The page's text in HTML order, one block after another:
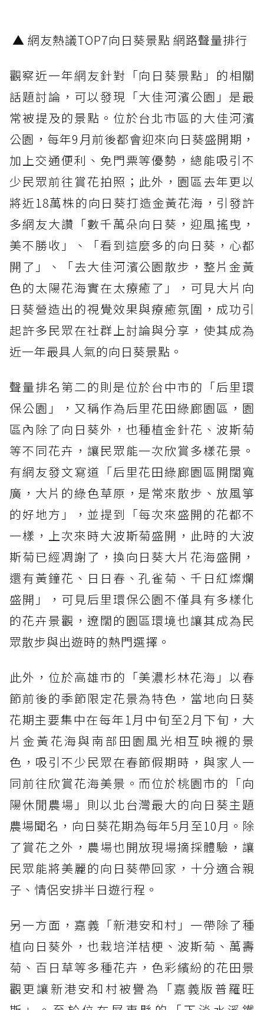
▲ 網友熱議TOP7向日葵景點 網路聲量排行
觀察近一年網友針對「向日葵景點」的相關
話題討論，可以發現「大佳河濱公園」是最
常被提及的景點。位於台北市區的大佳河濱
公園，每年9月前後都會迎來向日葵盛開期，
加上交通便利、免門票等優勢，總能吸引不
少民眾前往賞花拍照；此外，園區去年更以
將近18萬株的向日葵打造金黃花海，引發許
多網友大讚「數千萬朵向日葵，迎風搖曳，
美不勝收」、「看到這麼多的向日葵，心都
開了」、「去大佳河濱公園散步，整片金黃
色的太陽花海實在太療癒了」，可見大片向
日葵營造出的視覺效果與療癒氛圍，成功引
起許多民眾在社群上討論與分享，使其成為
近一年最具人氣的向日葵景點。
聲量排名第二的則是位於台中市的「后里環
保公園」，又稱作為后里花田綠廊園區，園
區內除了向日葵外，也種植金針花、波斯菊
等不同花卉，讓民眾能一次欣賞多樣花景。
有網友發文寫道「后里花田綠廊園區開闊寬
廣，大片的綠色草原，是常來散步、放風箏
的好地方」，並提到「每次來盛開的花都不
一樣，上次來時大波斯菊盛開，此時的大波
斯菊已經凋謝了，換向日葵大片花海盛開，
還有黃鐘花、日日春、孔雀菊、千日紅燦爛
盛開」，可見后里環保公園不僅具有多樣化
的花卉景觀，遼闊的園區環境也讓其成為民
眾散步與出遊時的熱門選擇。
此外，位於高雄市的「美濃杉林花海」以春
節前後的季節限定花景為特色，當地向日葵
花期主要集中在每年1月中旬至2月下旬，大
片金黃花海與南部田園風光相互映襯的景
色，吸引不少民眾在春節假期時，與家人一
同前往欣賞花海美景。而位於桃園市的「向
陽休閒農場」則以北台灣最大的向日葵主題
農場聞名，向日葵花期為每年5月至10月。除
了賞花之外，農場也開放現場摘採體驗，讓
民眾能將美麗的向日葵帶回家，十分適合親
子、情侶安排半日遊行程。
另一方面，嘉義「新港安和村」一帶除了種
植向日葵外，也栽培洋桔梗、波斯菊、萬壽
菊、百日草等多種花卉，色彩繽紛的花田景
觀更讓新港安和村被譽為「嘉義版普羅旺